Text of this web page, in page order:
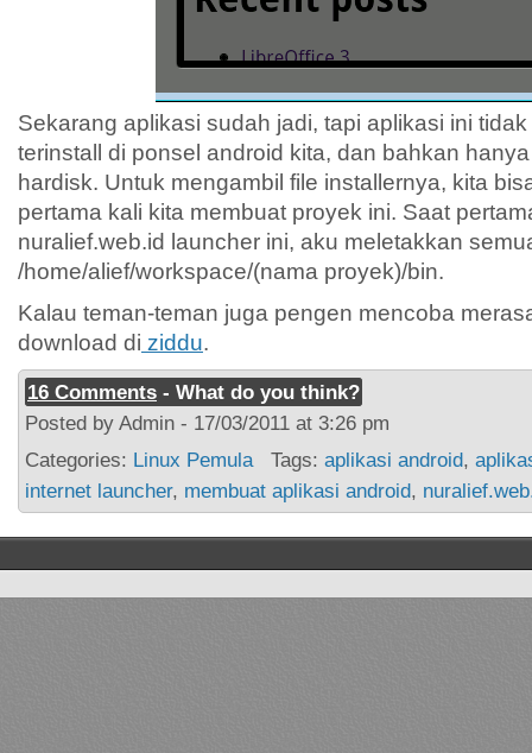
Sekarang aplikasi sudah jadi, tapi aplikasi ini
terinstall di ponsel android kita, dan bahkan
hardisk. Untuk mengambil file installernya, kita
pertama kali kita membuat proyek ini. Saat
nuralief.web.id launcher ini, aku meletakkan
/home/alief/workspace/(nama proyek)/bin.
Kalau teman-teman juga pengen mencoba
download di ziddu.
16 Comments - What do you think?
Posted by Admin - 17/03/2011 at 3:26 pm
Categories: Linux PemulaTags: aplikasi android,
internet launcher, membuat aplikasi android,